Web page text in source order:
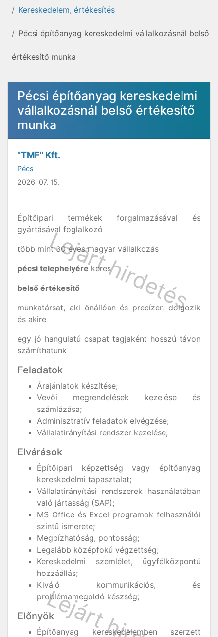
Kereskedelem, értékesítés
Pécsi építőanyag kereskedelmi vállalkozásnál belső
értékesítő munka
Pécsi építőanyag kereskedelmi
vállalkozásnál belső értékesítő
munka
"TMF" Kft.
Pécs
2026. 07. 15.
Építőipari termékek forgalmazásával és
gyártásával foglalkozó
több mint 30 éves magyar vállalkozás
pécsi telephelyére keres
belső értékesítő
munkatársat, aki önállóan és precízen dolgozik
és akire
egy jó hangulatú csapat tagjaként hosszú távon
számíthatunk
Feladatok
Árajánlatok készítése;
Vevői megrendelések kezelése és
számlázása;
Adminisztratív feladatok elvégzése;
Vállalatirányítási rendszer kezelése;
Elvárások
Építőipari képzettség vagy építőanyag
kereskedelmi tapasztalat;
Vállalatirányítási rendszerek használatában
való jártasság (SAP);
MS Office és Excel programok felhasználói
szintű ismerete;
Megbízhatóság, pontosság;
Legalább középfokú végzettség;
Kereskedelmi szemlélet, ügyfélközpontú
hozzáállás;
Kiváló kommunikációs, és
problémamegoldó készség;
Előnyök
Építőanyag kereskedelemben szerzett